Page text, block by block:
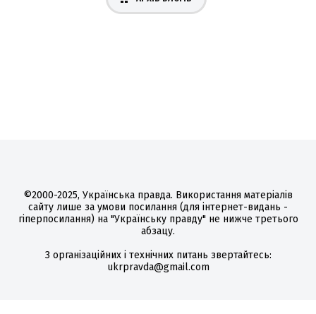
©2000-2025, Українська правда. Використання матеріалів
сайту лише за умови посилання (для інтернет-видань -
гіперпосилання) на "Українську правду" не нижче третього
абзацу.
З організаційних і технічних питань звертайтесь:
ukrpravda@gmail.com